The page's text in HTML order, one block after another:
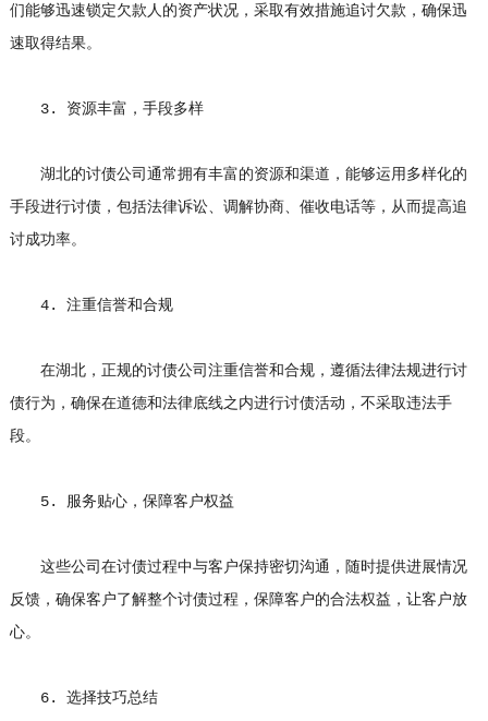
们能够迅速锁定欠款人的资产状况，采取有效措施追讨欠款，确保迅
速取得结果。
3. 资源丰富，手段多样
湖北的讨债公司通常拥有丰富的资源和渠道，能够运用多样化的
手段进行讨债，包括法律诉讼、调解协商、催收电话等，从而提高追
讨成功率。
4. 注重信誉和合规
在湖北，正规的讨债公司注重信誉和合规，遵循法律法规进行讨
债行为，确保在道德和法律底线之内进行讨债活动，不采取违法手
段。
5. 服务贴心，保障客户权益
这些公司在讨债过程中与客户保持密切沟通，随时提供进展情况
反馈，确保客户了解整个讨债过程，保障客户的合法权益，让客户放
心。
6. 选择技巧总结